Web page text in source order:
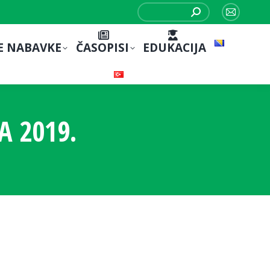
Search:
Mail
NABAVKE ČASOPISI EDUKACIJA
2019.